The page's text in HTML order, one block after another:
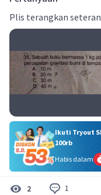
Plis terangkan
Ikuti Tryout
100rb
Habis dalam
2 1